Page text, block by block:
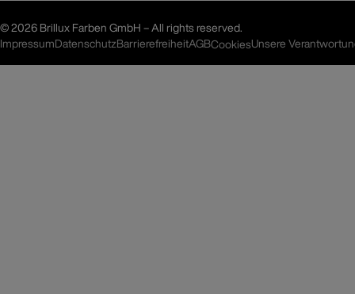
©2026 Brillux Farben GmbH – All rights reserved.
ImpressumDatenschutzBarrierefreiheitAGBCookiesUnsere